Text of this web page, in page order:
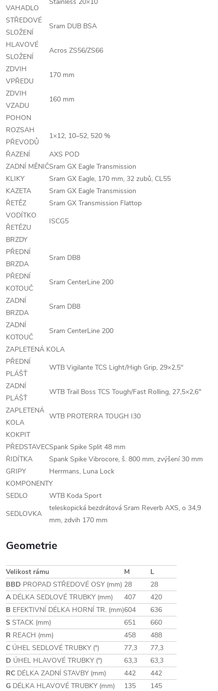
VAHADLO
STŘEDOVÉ
SLOŽENÍ
Sram DUB BSA
HLAVOVÉ
SLOŽENÍ
Acros ZS56/ZS66
ZDVIH
VPŘEDU
170 mm
ZDVIH
VZADU
160 mm
POHON
ROZSAH
PŘEVODŮ
1×12, 10–52, 520 %
ŘAZENÍ
AXS POD
ZADNÍ MĚNIČSram GX Eagle Transmission
KLIKY
Sram GX Eagle, 170 mm, 32 zubů, CL55
KAZETA
Sram GX Eagle Transmission
ŘETĚZ
Sram GX Transmission Flattop
VODÍTKO
ŘETĚZU
ISCG5
BRZDY
PŘEDNÍ
BRZDA
Sram DB8
PŘEDNÍ
KOTOUČ
Sram CenterLine 200
ZADNÍ
BRZDA
Sram DB8
ZADNÍ
KOTOUČ
Sram CenterLine 200
ZAPLETENÁ KOLA
PŘEDNÍ
PLÁŠŤ
WTB Vigilante TCS Light/High Grip, 29×2,5"
ZADNÍ
PLÁŠŤ
WTB Trail Boss TCS Tough/Fast Rolling, 27,5×2,6"
ZAPLETENÁ
KOLA
WTB PROTERRA TOUGH I30
KOKPIT
PŘEDSTAVECSpank Spike Split 48 mm
ŘIDÍTKA
Spank Spike Vibrocore, š. 800 mm, zvýšení 30 mm
GRIPY
Herrmans, Luna Lock
KOMPONENTY
SEDLO
WTB Koda Sport
SEDLOVKA
teleskopická bezdrátová Sram Reverb AXS, o 34,9
mm, zdvih 170 mm
Geometrie
Velikost rámu M
L
BBD PROPAD STŘEDOVÉ OSY (mm) 28
28
ADÉLKA SEDLOVÉ TRUBKY (mm) 407
420
B EFEKTIVNÍ DÉLKA HORNÍ TR. (mm)604
636
S STACK (mm) 651
660
R REACH (mm) 458
488
C ÚHEL SEDLOVÉ TRUBKY (°) 77,3
77,3
D ÚHEL HLAVOVÉ TRUBKY (°) 63,3
63,3
RC DÉLKA ZADNÍ STAVBY (mm) 442
442
G DÉLKA HLAVOVÉ TRUBKY (mm) 135
145